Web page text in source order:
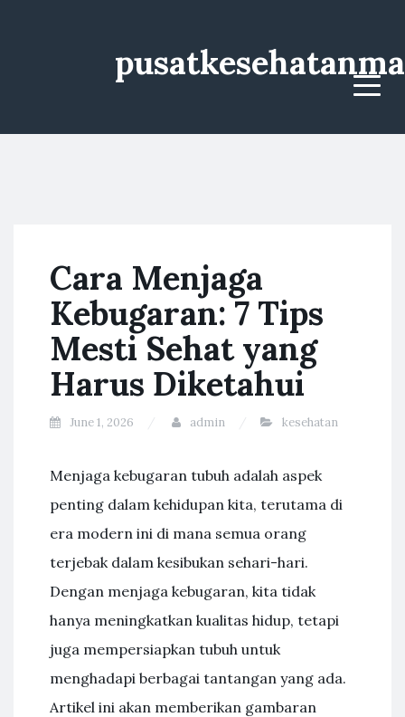
Menu
Cara Menjaga
Kebugaran: 7 Tips
Mesti Sehat yang
Harus Diketahui
June 1, 2026 admin kesehatan
Menjaga kebugaran tubuh adalah aspek
penting dalam kehidupan kita, terutama di
era modern ini di mana semua orang
terjebak dalam kesibukan sehari-hari.
Dengan menjaga kebugaran, kita tidak
hanya meningkatkan kualitas hidup, tetapi
juga mempersiapkan tubuh untuk
menghadapi berbagai tantangan yang ada.
Artikel ini akan memberikan gambaran